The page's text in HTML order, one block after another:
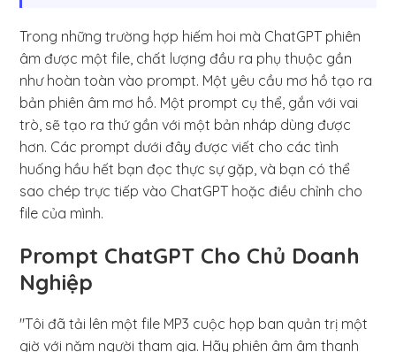
Trong những trường hợp hiếm hoi mà ChatGPT phiên
âm được một file, chất lượng đầu ra phụ thuộc gần
như hoàn toàn vào prompt. Một yêu cầu mơ hồ tạo ra
bản phiên âm mơ hồ. Một prompt cụ thể, gắn với vai
trò, sẽ tạo ra thứ gần với một bản nháp dùng được
hơn. Các prompt dưới đây được viết cho các tình
huống hầu hết bạn đọc thực sự gặp, và bạn có thể
sao chép trực tiếp vào ChatGPT hoặc điều chỉnh cho
file của mình.
Prompt ChatGPT Cho Chủ Doanh
Nghiệp
"Tôi đã tải lên một file MP3 cuộc họp ban quản trị một
giờ với năm người tham gia. Hãy phiên âm âm thanh